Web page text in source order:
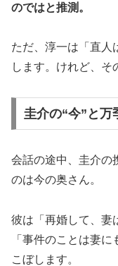
のではと推測。
ただ、淳一は「直人
します。けれど、そ
圭介の“今”と万
会話の途中、圭介の
のは今の奥さん。
彼は「再婚して、妻
「事件のことは妻
こぼします。